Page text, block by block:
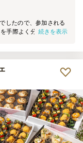
したので、参加される
手際よく分け、美味し
続きを表示